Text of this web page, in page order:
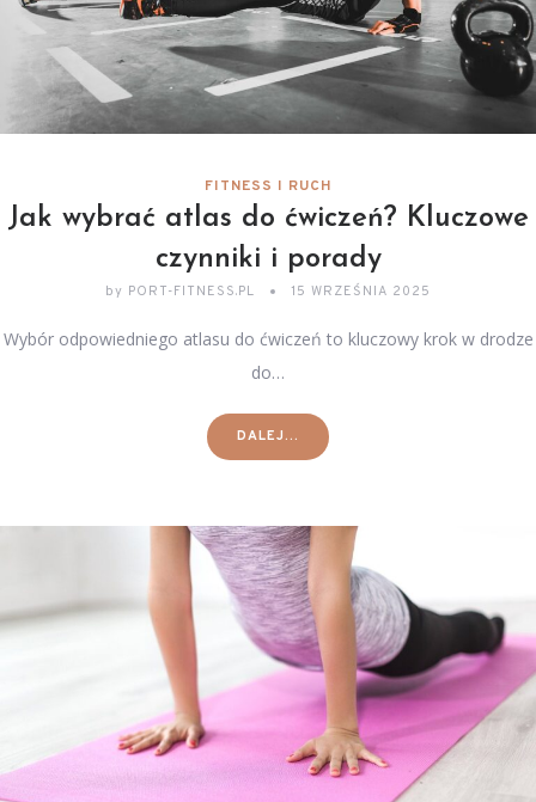
FITNESS I RUCH
Jak wybrać atlas do ćwiczeń? Kluczowe
czynniki i porady
by PORT-FITNESS.PL 15 WRZEŚNIA 2025
Wybór odpowiedniego atlasu do ćwiczeń to kluczowy krok w drodze
do…
DALEJ...